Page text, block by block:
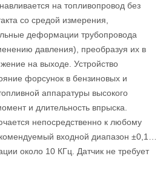
на топливопровод без
со средой измерения,
деформации трубопровода
давления), преобразуя их в
на выходе. Устройство
форсунок в бензиновых и
аппаратуры высокого
и длительность впрыска.
непосредственно к любому
входной диапазон ±0,1…
около 10 КГц. Датчик не требует